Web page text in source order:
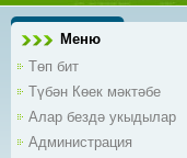
Меню
Төп бит
Түбән Көек мәктәбе
Алар бездә укыдылар
Администрация